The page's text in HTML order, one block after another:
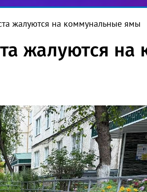
жалуются на коммунальные ямы
жалуются